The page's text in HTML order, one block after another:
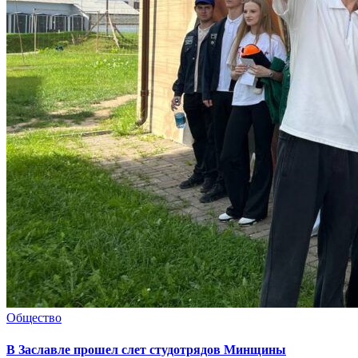
Общество
В Заславле прошел слет студотрядов Минщины